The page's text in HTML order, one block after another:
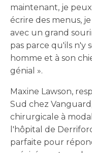
maintenant, je
écrire des menus,
avec un grand
pas parce qu'ils n'y
homme et à son
génial ».
Maxine Lawson,
Sud chez
chirurgicale à
l'hôpital de
parfaite pour